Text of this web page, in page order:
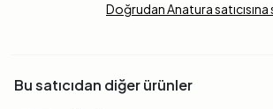
Doğrudan Anatura satıcısına
Bu satıcıdan diğer ürünler